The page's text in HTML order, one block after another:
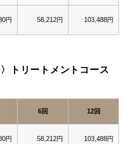
円 58,212円 103,488円
トリートメントコース
6回 12回
円 58,212円 103,488円